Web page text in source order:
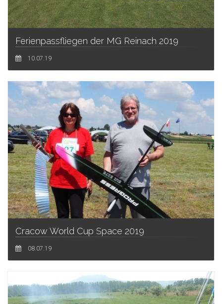
Ferienpassfliegen der MG Reinach 2019
10.07.19
Cracow World Cup Space 2019
08.07.19